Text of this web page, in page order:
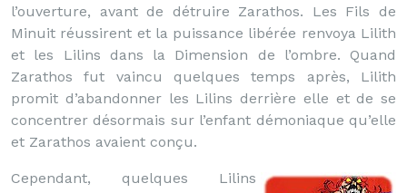
l’ouverture, avant de détruire Zarathos. Les Fils de
Minuit réussirent et la puissance libérée renvoya Lilith
et les Lilins dans la Dimension de l’ombre. Quand
Zarathos fut vaincu quelques temps après, Lilith
promit d’abandonner les Lilins derrière elle et de se
concentrer désormais sur l’enfant démoniaque qu’elle
et Zarathos avaient conçu.
Cependant, quelques Lilins